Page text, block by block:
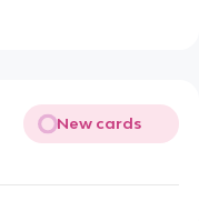
New cards